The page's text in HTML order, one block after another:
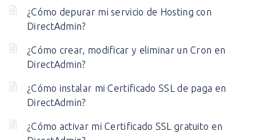
¿Cómo depurar mi servicio de Hosting con
DirectAdmin?
¿Cómo crear, modificar y eliminar un Cron en
DirectAdmin?
¿Cómo instalar mi Certificado SSL de paga en
DirectAdmin?
¿Cómo activar mi Certificado SSL gratuito en